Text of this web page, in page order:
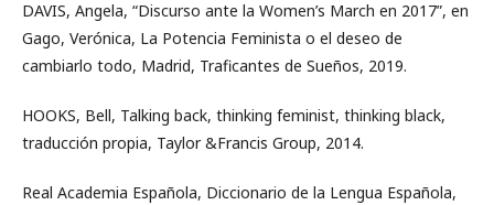
DAVIS, Angela, “Discurso ante la Women’s March en 2017”, en
Gago, Verónica, La Potencia Feminista o el deseo de
cambiarlo todo, Madrid, Traficantes de Sueños, 2019.
HOOKS, Bell, Talking back, thinking feminist, thinking black,
traducción propia, Taylor &Francis Group, 2014.
Real Academia Española, Diccionario de la Lengua Española,